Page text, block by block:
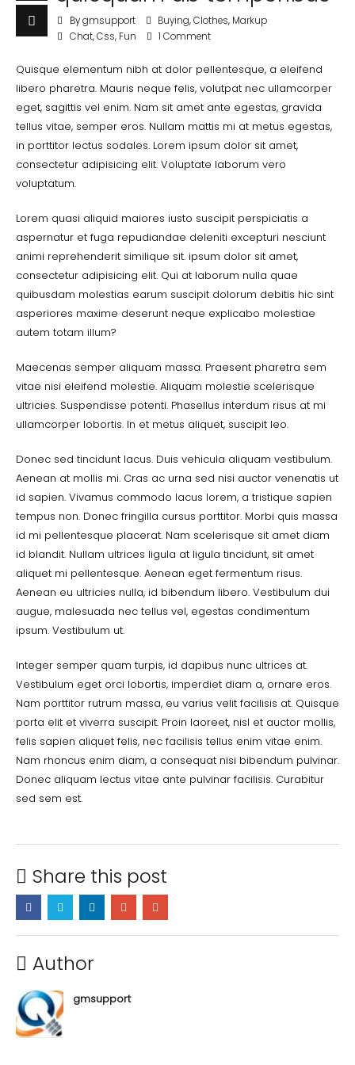
Bygmsupport Buying,Clothes, Markup
Chat,Css, Fun 1 Comment
Quisque elementum nibh at dolor pellentesque, a eleifend
libero pharetra. Mauris neque felis, volutpat nec ullamcorper
eget, sagittis vel enim. Nam sit amet ante egestas, gravida
tellus vitae, semper eros. Nullam mattis mi at metus egestas,
in porttitor lectus sodales. Lorem ipsum dolor sit amet,
consectetur adipisicing elit. Voluptate laborum vero
voluptatum.
Lorem quasi aliquid maiores iusto suscipit perspiciatis a
aspernatur et fuga repudiandae deleniti excepturi nesciunt
animi reprehenderit similique sit. ipsum dolor sit amet,
consectetur adipisicing elit. Qui at laborum nulla quae
quibusdam molestias earum suscipit dolorum debitis hic sint
asperiores maxime deserunt neque explicabo molestiae
autem totam illum?
Maecenas semper aliquam massa. Praesent pharetra sem
vitae nisi eleifend molestie. Aliquam molestie scelerisque
ultricies. Suspendisse potenti. Phasellus interdum risus at mi
ullamcorper lobortis. In et metus aliquet, suscipit leo.
Donec sed tincidunt lacus. Duis vehicula aliquam vestibulum.
Aenean at mollis mi. Cras ac urna sed nisi auctor venenatis ut
id sapien. Vivamus commodo lacus lorem, a tristique sapien
tempus non. Donec fringilla cursus porttitor. Morbi quis massa
id mi pellentesque placerat. Nam scelerisque sit amet diam
id blandit. Nullam ultrices ligula at ligula tincidunt, sit amet
aliquet mi pellentesque. Aenean eget fermentum risus.
Aenean eu ultricies nulla, id bibendum libero. Vestibulum dui
augue, malesuada nec tellus vel, egestas condimentum
ipsum. Vestibulum ut.
Integer semper quam turpis, id dapibus nunc ultrices at.
Vestibulum eget orci lobortis, imperdiet diam a, ornare eros.
Nam porttitor rutrum massa, eu varius velit facilisis at. Quisque
porta elit et viverra suscipit. Proin laoreet, nisl et auctor mollis,
felis sapien aliquet felis, nec facilisis tellus enim vitae enim.
Nam rhoncus enim diam, a consequat nisi bibendum pulvinar.
Donec aliquam lectus vitae ante pulvinar facilisis. Curabitur
sed sem est.
Share this post
Author
gmsupport